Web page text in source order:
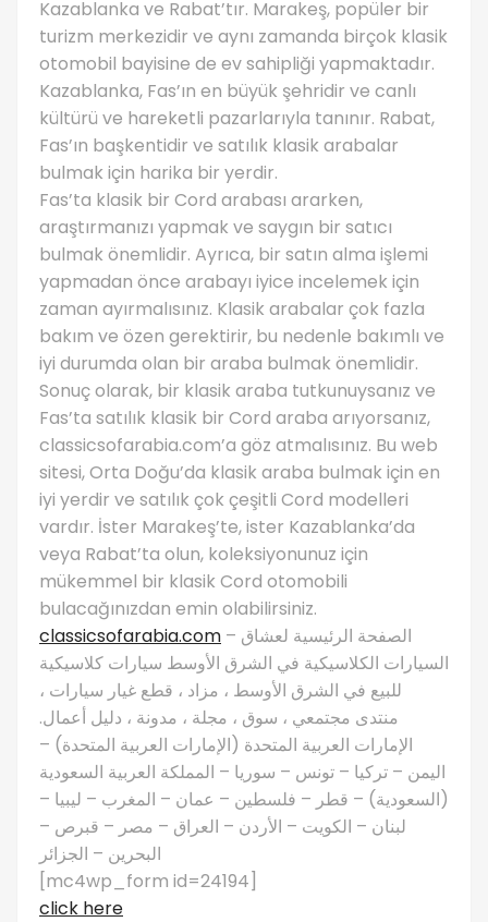
Kazablanka ve Rabat’tır. Marakeş, popüler bir
turizm merkezidir ve aynı zamanda birçok klasik
otomobil bayisine de ev sahipliği yapmaktadır.
Kazablanka, Fas’ın en büyük şehridir ve canlı
kültürü ve hareketli pazarlarıyla tanınır. Rabat,
Fas’ın başkentidir ve satılık klasik arabalar
bulmak için harika bir yerdir.
Fas’ta klasik bir Cord arabası ararken,
araştırmanızı yapmak ve saygın bir satıcı
bulmak önemlidir. Ayrıca, bir satın alma işlemi
yapmadan önce arabayı iyice incelemek için
zaman ayırmalısınız. Klasik arabalar çok fazla
bakım ve özen gerektirir, bu nedenle bakımlı ve
iyi durumda olan bir araba bulmak önemlidir.
Sonuç olarak, bir klasik araba tutkunuysanız ve
Fas’ta satılık klasik bir Cord araba arıyorsanız,
classicsofarabia.com’a göz atmalısınız. Bu web
sitesi, Orta Doğu’da klasik araba bulmak için en
iyi yerdir ve satılık çok çeşitli Cord modelleri
vardır. İster Marakeş’te, ister Kazablanka’da
veya Rabat’ta olun, koleksiyonunuz için
mükemmel bir klasik Cord otomobili
bulacağınızdan emin olabilirsiniz.
classicsofarabia.com – الصفحة الرئيسية لعشاق
السيارات الكلاسيكية في الشرق الأوسط سيارات كلاسيكية
للبيع في الشرق الأوسط ، مزاد ، قطع غيار سيارات ،
منتدى مجتمعي ، سوق ، مجلة ، مدونة ، دليل أعمال.
الإمارات العربية المتحدة (الإمارات العربية المتحدة) –
اليمن – تركيا – تونس – سوريا – المملكة العربية السعودية
(السعودية) – قطر – فلسطين – عمان – المغرب – ليبيا –
لبنان – الكويت – الأردن – العراق – مصر – قبرص –
البحرين – الجزائر
[mc4wp_form id=24194]
click here